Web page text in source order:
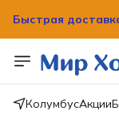
Быстрая
Быстрая
вашим домом!
КолумбусАкции